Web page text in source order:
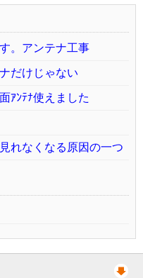
。アンテナ工事
だけじゃない
ｱﾝﾃﾅ使えました
れなくなる原因の一つ